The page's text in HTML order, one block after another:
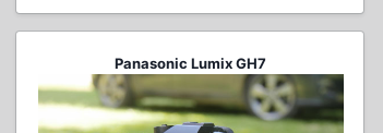
Panasonic Lumix GH7